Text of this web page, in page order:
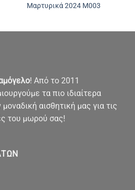
Μαρτυρικά 2024 M003
! Από το 2011
τα πιο ιδιαίτερα
αισθητική μας για τις
του μωρού σας!